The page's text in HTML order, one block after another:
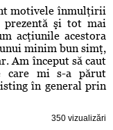
motivele înmulţirii
prezentă şi tot mai
acţiunile acestora
minim bun simţ,
Am început să caut
care mi s-a părut
în general prin
350 vizualizări